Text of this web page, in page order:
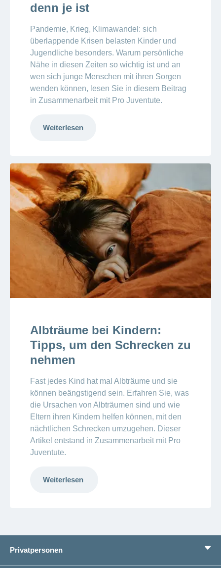
denn je ist
Pandemie, Krieg, Klimawandel: sich
überlappende Krisen belasten Kinder und
Jugendliche besonders. Warum persönliche
Nähe in diesen Zeiten so wichtig ist und an
wen sich junge Menschen mit ihren Sorgen
wenden können, lesen Sie in diesem Beitrag
in Zusammenarbeit mit Pro Juventute.
Weiterlesen
Albträume bei Kindern:
Tipps, um den Schrecken zu
nehmen
Fast jedes Kind hat mal Albträume und sie
können beängstigend sein. Erfahren Sie, was
die Ursachen von Albträumen sind und wie
Eltern ihren Kindern helfen können, mit den
nächtlichen Schrecken umzugehen. Dieser
Artikel entstand in Zusammenarbeit mit Pro
Juventute.
Weiterlesen
Privatpersonen